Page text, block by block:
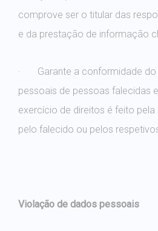
comprove ser o titular das
e da prestação de informação
· Garante a conformidade
pessoais de pessoas falecidas
exercício de direitos é feito
pelo falecido ou pelos
Violação de dados pessoais